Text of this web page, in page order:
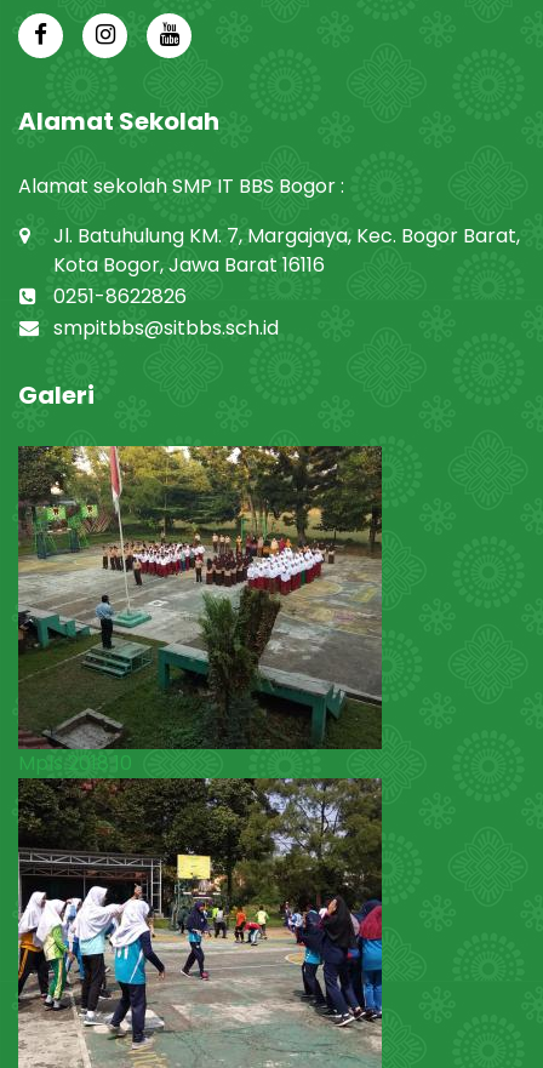
Alamat Sekolah
Alamat sekolah SMP IT BBS Bogor :
Jl. Batuhulung KM. 7, Margajaya, Kec. Bogor Barat,
Kota Bogor, Jawa Barat 16116
0251-8622826
smpitbbs@sitbbs.sch.id
Galeri
Mpls 2018 10